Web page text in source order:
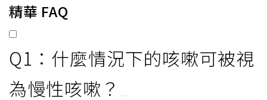
精華 FAQ
Q1：什麼情況下的咳嗽可被視
為慢性咳嗽？